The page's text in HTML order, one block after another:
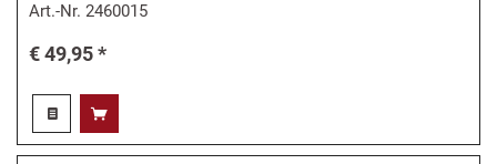
Art.-Nr.2460015
€ 49,95 *